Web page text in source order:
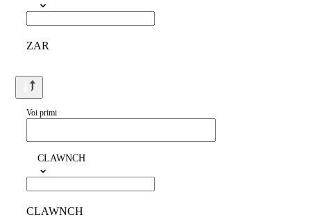
ZAR
Voi primi
CLAWNCH
CLAWNCH